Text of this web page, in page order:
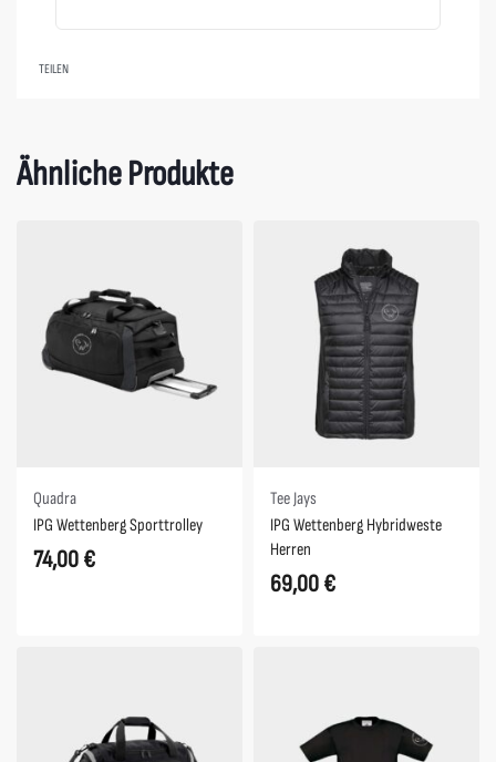
TEILEN
Ähnliche Produkte
Quadra
IPG Wettenberg Sporttrolley
74,00€
Tee Jays
IPG Wettenberg Hybridweste
Herren
69,00€